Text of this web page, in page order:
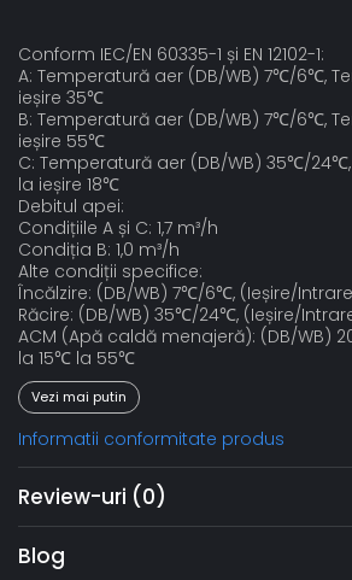
Conform IEC/EN 60335-1 și EN 12102-1:
A: Temperatură aer (DB/WB) 7℃/6℃,
ieșire 35℃
B: Temperatură aer (DB/WB) 7℃/6℃,
ieșire 55℃
C: Temperatură aer (DB/WB) 35℃/
la ieșire 18℃
Debitul apei:
Condițiile A și C: 1,7 m³/h
Condiția B: 1,0 m³/h
Alte condiții specifice:
Încălzire: (DB/WB) 7℃/6℃, (Ieșire/
Răcire: (DB/WB) 35℃/24℃, (Ieșire/
ACM (Apă caldă menajeră): (DB/WB)
la 15℃ la 55℃
Vezi mai putin
Informatii conformitate produs
Review-uri (0)
Blog